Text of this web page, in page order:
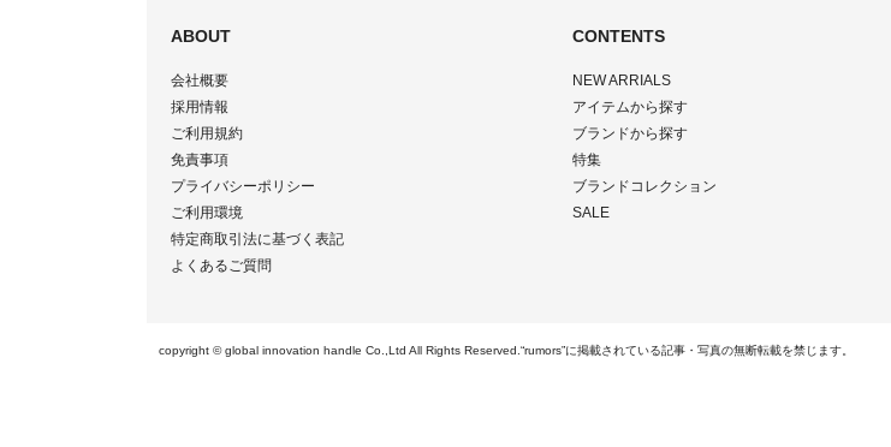
ABOUT
会社概要
採用情報
ご利用規約
免責事項
プライバシーポリシー
ご利用環境
特定商取引法に基づく表記
よくあるご質問
CONTENTS
NEW ARRIALS
アイテムから探す
ブランドから探す
特集
ブランドコレクション
SALE
copyright © global innovation handle Co.,Ltd All Rights Reserved.“rumors”に掲載されている記事・写真の無断転載を禁じます。